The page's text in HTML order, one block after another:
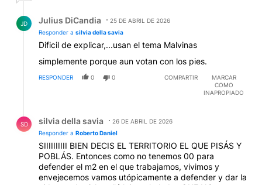
JD Julius DiCandia
25 DE ABRIL DE 2026
Responder a silvia della savia
Dificil de explicar,...usan el tema Malvinas
simplemente porque aun votan con los pies.
RESPONDER 0 0 COMPARTIR
MARCAR
COMO
INAPROPIADO
SD silvia della savia
26 DE ABRIL DE 2026
Responder a Roberto Daniel
SIIIIIIIIII BIEN DECIS EL TERRITORIO EL QUE PISÁS Y
POBLÁS. Entonces como no tenemos 00 para
defender el m2 en el que trabajamos, vivimos y
envejecemos vamos utópicamente a defender y dar la